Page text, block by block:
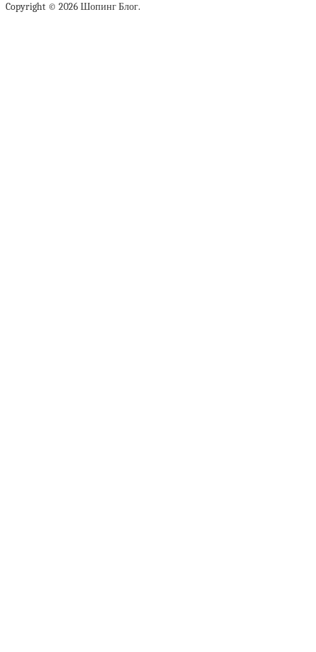
Copyright © 2026 Шопинг Блог.